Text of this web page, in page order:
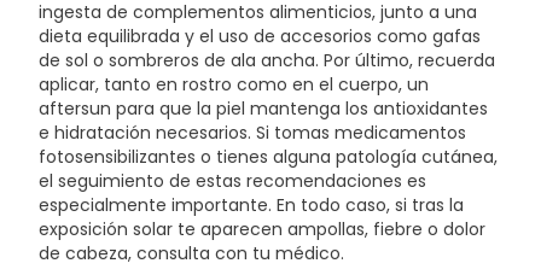
ingesta de complementos alimenticios, junto a una
dieta equilibrada y el uso de accesorios como gafas
de sol o sombreros de ala ancha. Por último, recuerda
aplicar, tanto en rostro como en el cuerpo, un
aftersun para que la piel mantenga los antioxidantes
e hidratación necesarios. Si tomas medicamentos
fotosensibilizantes o tienes alguna patología cutánea,
el seguimiento de estas recomendaciones es
especialmente importante. En todo caso, si tras la
exposición solar te aparecen ampollas, fiebre o dolor
de cabeza, consulta con tu médico.